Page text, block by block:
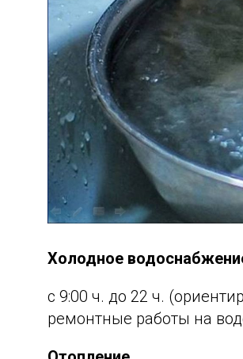
Холодное
с 9:00 ч. до 22 ч.
ремонтные работы на